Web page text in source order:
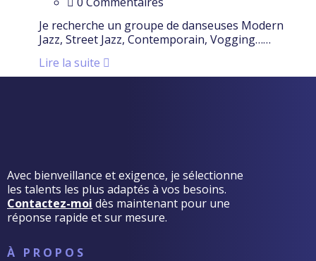
Je recherche un groupe de danseuses Modern
Jazz, Street Jazz, Contemporain, Vogging……
Lire la suite
Avec bienveillance et exigence, je sélectionne
les talents les plus adaptés à vos besoins.
Contactez-moi dès maintenant pour une
réponse rapide et sur mesure.
À PROPOS